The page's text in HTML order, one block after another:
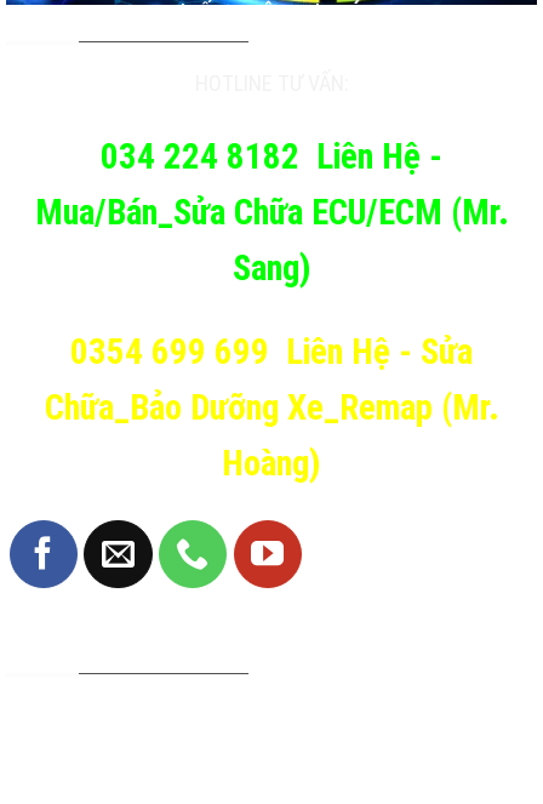
TƯ VẤN & HỖ TRỢ KHÁCH
034 224 8182 Liên Hệ -
Mua/Bán_Sửa Chữa ECU/ECM (Mr.
Sang)
0354 699 699 Liên Hệ - Sửa
Chữa_Bảo Dưỡng Xe_Remap (Mr.
Hoàng)